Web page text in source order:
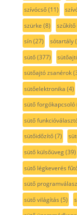
szívócső(11)
szürke (8) szűkítő
sín(27) sótartály
sütő(377)
sütőajtó zsanérok
sütőelektronika (4)
sütő forgókapcsoló
sütő
sütőidőzítő(7)
sütő külsőüveg(39)
sütő légkeverés
sütő
sütő világítás (5)